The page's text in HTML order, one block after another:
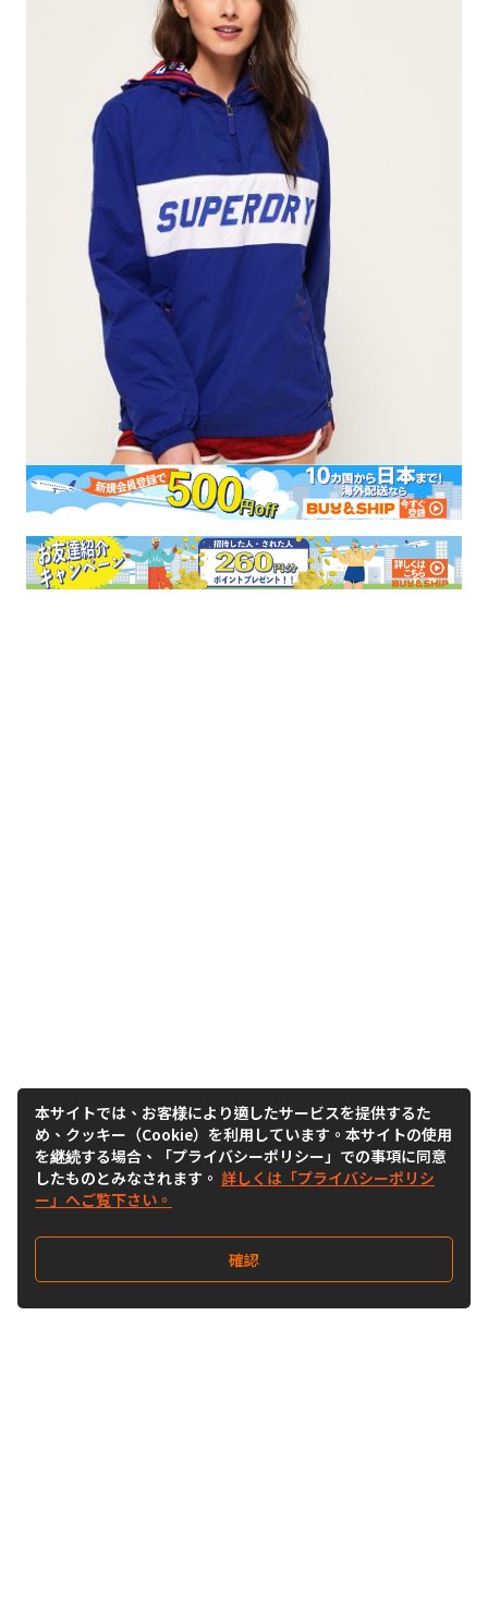
本サイトでは、お客様により適したサービスを提供するた
め、クッキー（Cookie）を利用しています。本サイトの使用
を継続する場合、「プライバシーポリシー」での事項に同意
したものとみなされます。 詳しくは「プライバシーポリシ
ー」へご覧下さい。
確認